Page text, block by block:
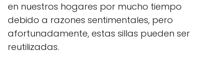
en nuestros hogares por mucho tiempo
debido a razones sentimentales, pero
afortunadamente, estas sillas pueden ser
reutilizadas.